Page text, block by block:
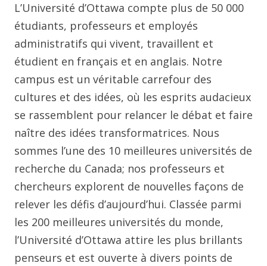
L’Université d’Ottawa compte plus de 50 000
étudiants, professeurs et employés
administratifs qui vivent, travaillent et
étudient en français et en anglais. Notre
campus est un véritable carrefour des
cultures et des idées, où les esprits audacieux
se rassemblent pour relancer le débat et faire
naître des idées transformatrices. Nous
sommes l’une des 10 meilleures universités de
recherche du Canada; nos professeurs et
chercheurs explorent de nouvelles façons de
relever les défis d’aujourd’hui. Classée parmi
les 200 meilleures universités du monde,
l’Université d’Ottawa attire les plus brillants
penseurs et est ouverte à divers points de